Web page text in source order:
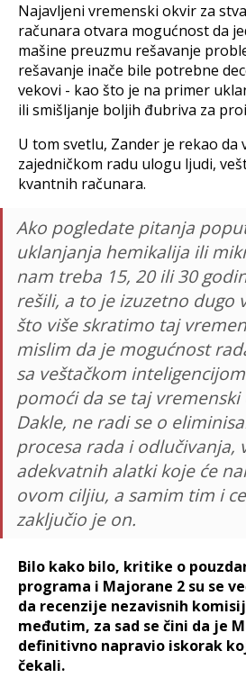
Najavljeni vremenski okvir za
računara otvara mogućnost da
mašine preuzmu rešavanje
rešavanje inače bile potrebne
vekovi - kao što je na primer
ili smišljanje boljih đubriva za
U tom svetlu, Zander je rekao da
zajedničkom radu ulogu ljudi,
kvantnih računara.
Ako pogledate pitanja
uklanjanja hemikalija ili
nam treba 15, 20 ili 30
rešili, a to je izuzetno dugo
što više skratimo taj
mislim da je mogućnost
sa veštačkom
pomoći da se taj vremenski
Dakle, ne radi se o
procesa rada i odlučivanja,
adekvatnih alatki koje će
ovom ciljiu, a samim tim i
zaključio je on.
Bilo kako bilo, kritike o
programa i Majorane 2 su se
da recenzije nezavisnih
međutim, za sad se čini da je
definitivno napravio iskorak
čekali.